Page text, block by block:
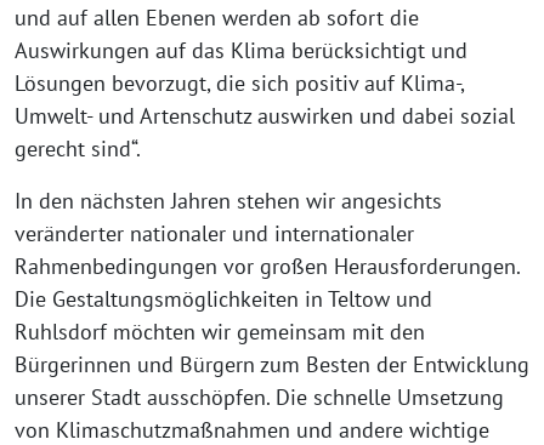
und auf allen Ebenen werden ab sofort die
Auswirkungen auf das Klima berücksichtigt und
Lösungen bevorzugt, die sich positiv auf Klima-,
Umwelt- und Artenschutz auswirken und dabei sozial
gerecht sind“.
In den nächsten Jahren stehen wir angesichts
veränderter nationaler und internationaler
Rahmenbedingungen vor großen Herausforderungen.
Die Gestaltungsmöglichkeiten in Teltow und
Ruhlsdorf möchten wir gemeinsam mit den
Bürgerinnen und Bürgern zum Besten der Entwicklung
unserer Stadt ausschöpfen. Die schnelle Umsetzung
von Klimaschutzmaßnahmen und andere wichtige